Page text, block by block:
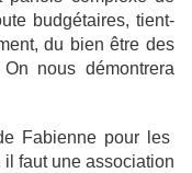
budgétaires, tient-
du bien être des
nous démontrera
Fabienne pour les
faut une association